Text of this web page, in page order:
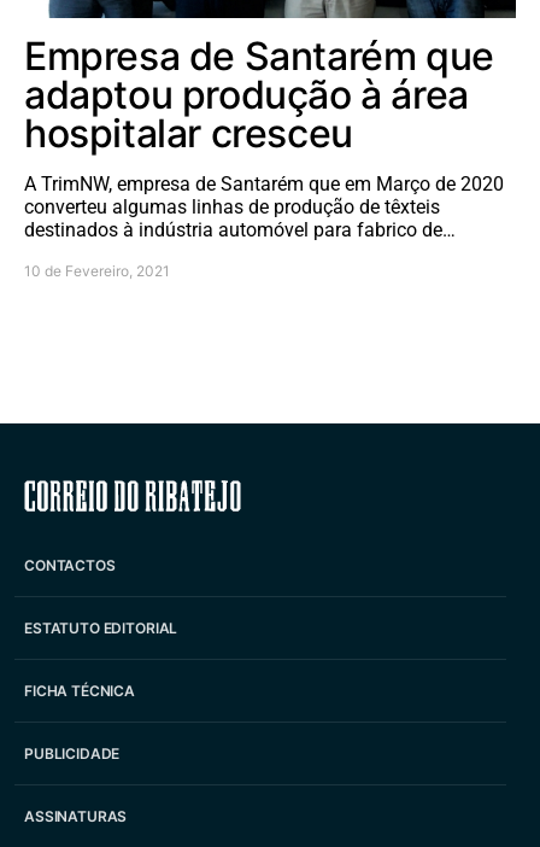
Empresa de Santarém que
adaptou produção à área
hospitalar cresceu
A TrimNW, empresa de Santarém que em Março de 2020
converteu algumas linhas de produção de têxteis
destinados à indústria automóvel para fabrico de…
10 de Fevereiro, 2021
Correio do Ribatejo
CONTACTOS
ESTATUTO EDITORIAL
FICHA TÉCNICA
PUBLICIDADE
ASSINATURAS